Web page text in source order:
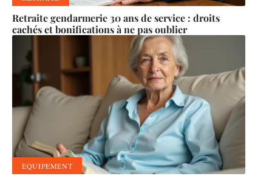
Retraite gendarmerie 30 ans de service : droits
cachés et bonifications à ne pas oublier
EQUIPEMENT